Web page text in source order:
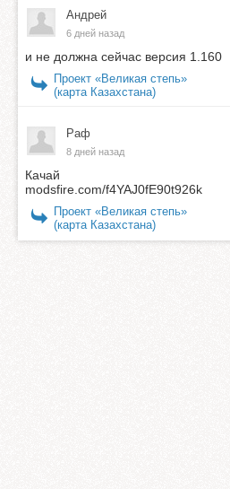
Андрей
6 дней назад
и не должна сейчас версия 1.160
Проект «Великая степь»
(карта Казахстана)
Раф
8 дней назад
Качай
modsfire.com/f4YAJ0fE90t926k
Проект «Великая степь»
(карта Казахстана)